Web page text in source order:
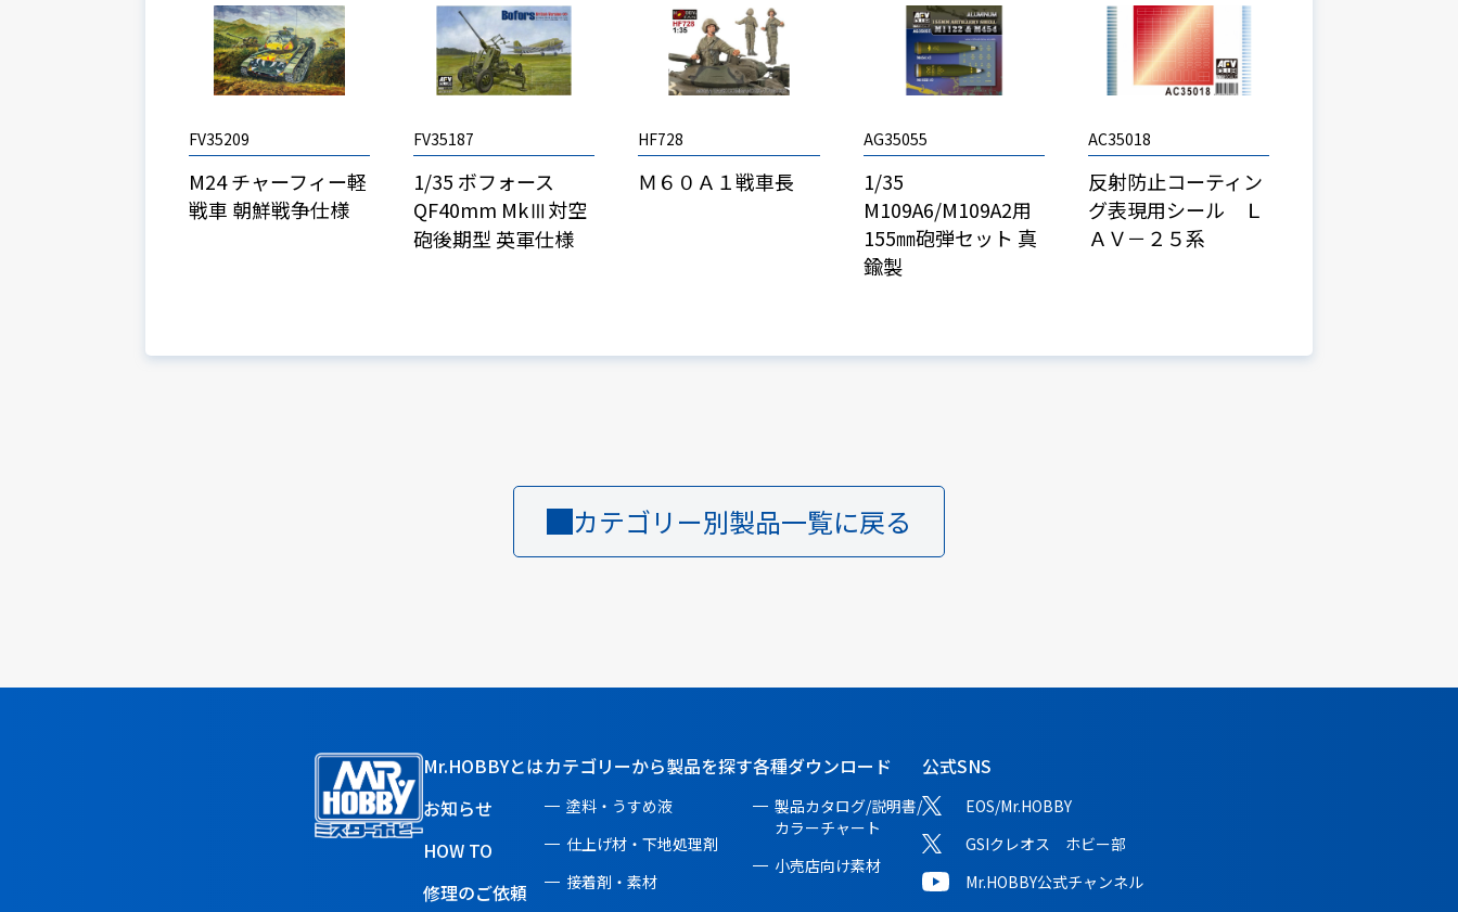
FV35209
M24 チャーフィー軽
戦車 朝鮮戦争仕様
FV35187
1/35 ボフォース
QF40mm MkⅢ対空
砲後期型 英軍仕様
HF728
Ｍ６０Ａ１戦車長
AG35055
1/35
M109A6/M109A2用
155㎜砲弾セット 真
鍮製
AC35018
反射防止コーティン
グ表現用シール Ｌ
ＡＶ－２５系
カテゴリー別製品一覧に戻る
Mr.HOBBYとは
お知らせ
HOW TO
修理のご依頼
カテゴリーから製品を探す
塗料・うすめ液
仕上げ材・下地処理剤
接着剤・素材
各種ダウンロード
製品カタログ/説明書/
カラーチャート
小売店向け素材
公式SNS
EOS/Mr.HOBBY
GSIクレオス ホビー部
Mr.HOBBY公式チャンネル